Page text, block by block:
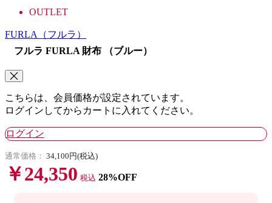
OUTLET
FURLA
（フルラ）
フルラ FURLA 財布 （ブルー）
こちらは、会員価格が設定されています。
ログインしてからカートに入れてください。
ログイン
通常価格： 34,100円(税込)
￥24,350 税込 28%OFF